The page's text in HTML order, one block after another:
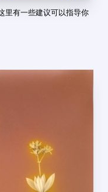
里有一些建议可以指导你